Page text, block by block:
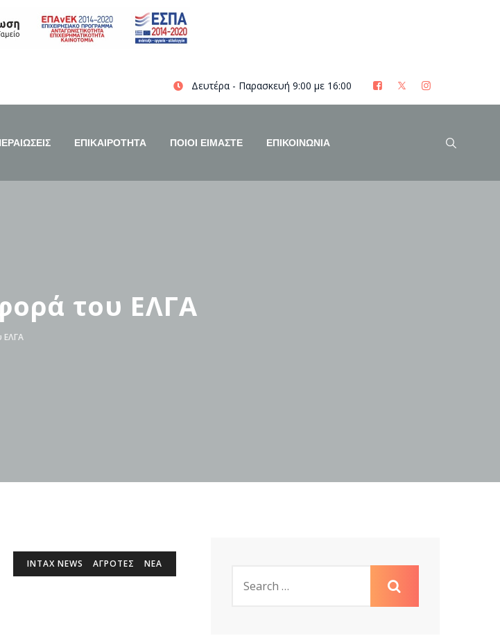
Δευτέρα - Παρασκευή 9:00 με 16:00
ΕΠΙΚΑΙΡΟΤΗΤΑ ΠΟΙΟΊ ΕΊΜΑΣΤΕ ΕΠΙΚΟΙΝΩΝΙΑ
του ΕΛΓΑ
ΕΛΓΑ
INTAX NEWS ΑΓΡΟΤΕΣ ΝΕΑ